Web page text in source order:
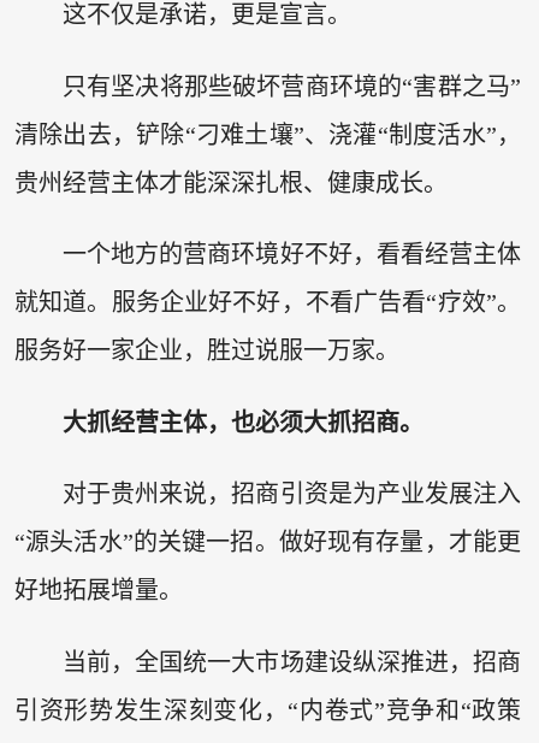
这不仅是承诺，更是宣言。
只有坚决将那些破坏营商环境的“害群之马”
清除出去，铲除“刁难土壤”、浇灌“制度活水”，
贵州经营主体才能深深扎根、健康成长。
一个地方的营商环境好不好，看看经营主体
就知道。服务企业好不好，不看广告看“疗效”。
服务好一家企业，胜过说服一万家。
大抓经营主体，也必须大抓招商。
对于贵州来说，招商引资是为产业发展注入
“源头活水”的关键一招。做好现有存量，才能更
好地拓展增量。
当前，全国统一大市场建设纵深推进，招商
引资形势发生深刻变化，“内卷式”竞争和“政策